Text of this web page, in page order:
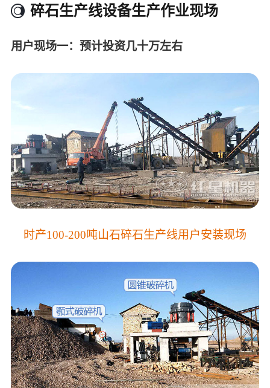
碎石生产线设备生产作业现场
用户现场一：预计投资几十万左右
时产100-200吨山石碎石生产线用户安装现场